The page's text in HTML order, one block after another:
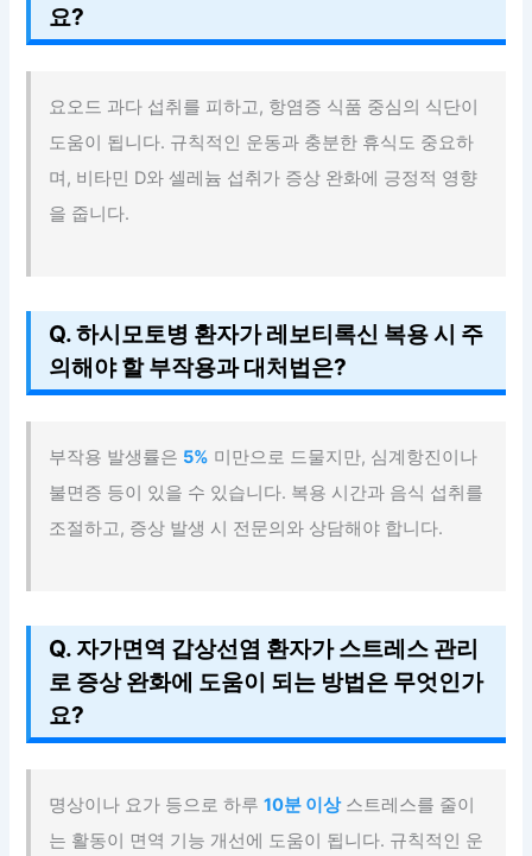
요?
요오드 과다 섭취를 피하고, 항염증 식품 중심의 식단이
도움이 됩니다. 규칙적인 운동과 충분한 휴식도 중요하
며, 비타민 D와 셀레늄 섭취가 증상 완화에 긍정적 영향
을 줍니다.
Q. 하시모토병 환자가 레보티록신 복용 시 주
의해야 할 부작용과 대처법은?
부작용 발생률은 5% 미만으로 드물지만, 심계항진이나
불면증 등이 있을 수 있습니다. 복용 시간과 음식 섭취를
조절하고, 증상 발생 시 전문의와 상담해야 합니다.
Q. 자가면역 갑상선염 환자가 스트레스 관리
로 증상 완화에 도움이 되는 방법은 무엇인가
요?
명상이나 요가 등으로 하루10분 이상스트레스를 줄이
는 활동이 면역 기능 개선에 도움이 됩니다. 규칙적인 운